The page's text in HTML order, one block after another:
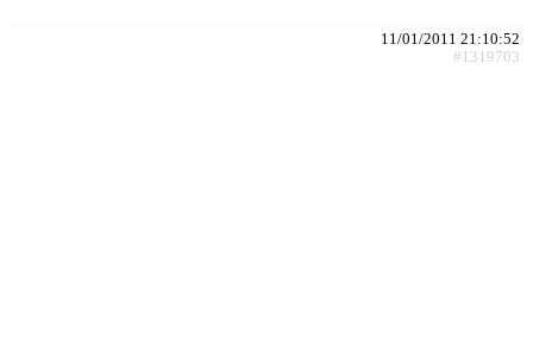
11/01/2011 21:10:52
#1319703